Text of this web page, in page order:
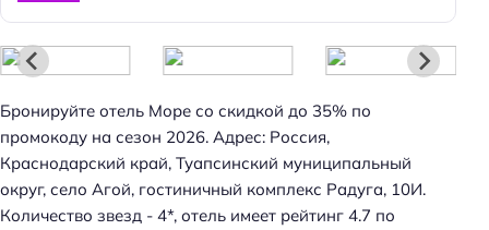
Бронируйте отель Море со скидкой до 35% по
промокоду на сезон 2026. Адрес: Россия,
Краснодарский край, Туапсинский муниципальный
округ, село Агой, гостиничный комплекс Радуга, 10И.
Количество звезд - 4*, отель имеет рейтинг 4.7 по